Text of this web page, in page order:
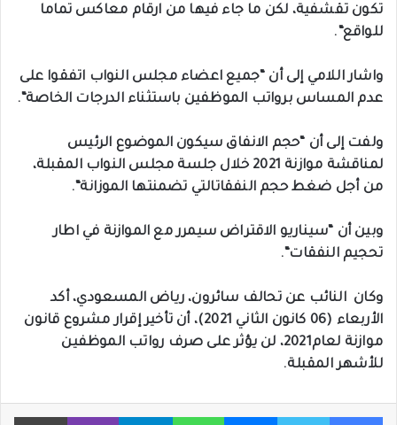
تكون تقشفية، لكن ما جاء فيها من ارقام معاكس تماما
للواقع“.
واشار اللامي إلى أن “جميع اعضاء مجلس النواب اتفقوا على
عدم المساس برواتب الموظفين باستثناء الدرجات الخاصة“.
ولفت إلى أن “حجم الانفاق سيكون الموضوع الرئيس
لمناقشة موازنة خلال جلسة مجلس النواب المقبلة،
من أجل ضغط حجم النفقاتالتي تضمنتها الموزانة“.
وبين أن “سيناريو الاقتراض سيمرر مع الموازنة في اطار
تحجيم النفقات“.
وكان النائب عن تحالف سائرون، رياض المسعودي، أكد
الأربعاء (
06 كانون الثاني )، أن تأخير إقرار مشروع قانون
موازنة لعام2021، لن يؤثر على صرف رواتب الموظفين
للأشهر المقبلة.
فيسبوك تويتر ماسنجر واتساب تيلقرام ڤايبر